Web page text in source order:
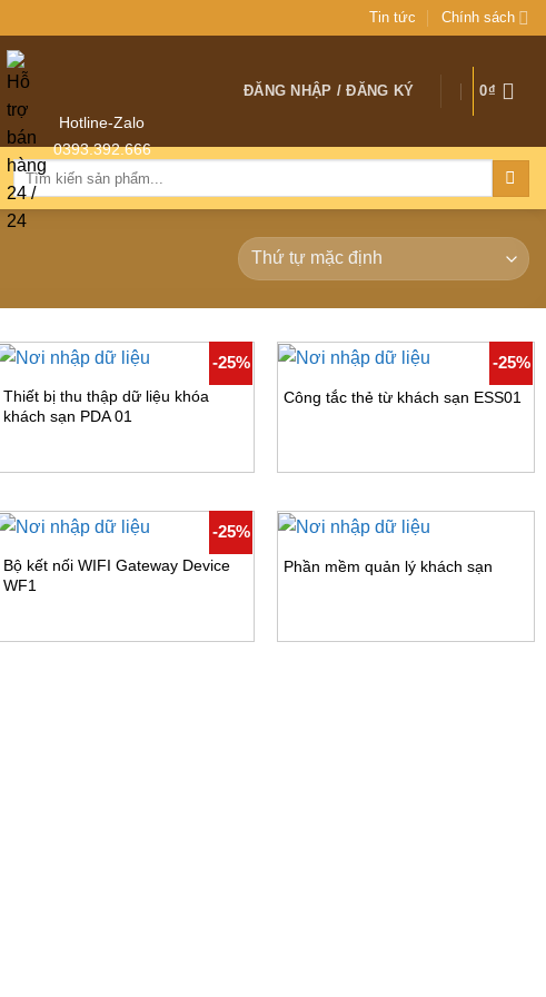
Tin tức Chính sách
Hotline-Zalo
0393.392.666
ĐĂNG NHẬP / ĐĂNG KÝ 0₫
Tìm
kiếm:
-25%
Thiết bị thu thập dữ liệu khóa
khách sạn PDA 01
-25%
Công tắc thẻ từ khách sạn ESS01
-25%
Bộ kết nối WIFI Gateway Device
WF1
Phần mềm quản lý khách sạn